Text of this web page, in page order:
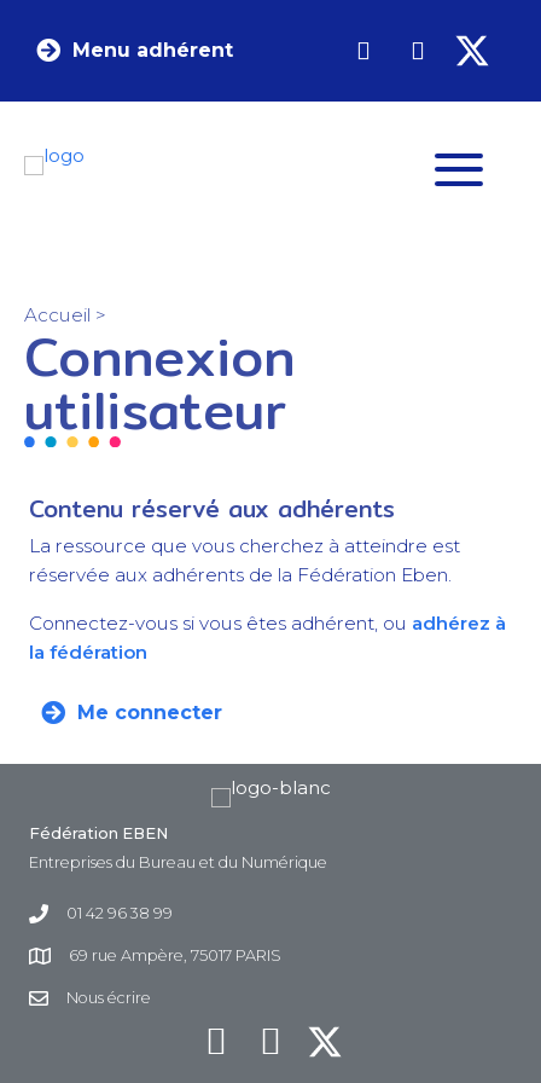
Menu adhérent
Accueil >
Connexion
utilisateur
Contenu réservé aux adhérents
La ressource que vous cherchez à atteindre est
réservée aux adhérents de la Fédération Eben.
Connectez-vous si vous êtes adhérent, ou adhérez à
la fédération
Me connecter
Fédération EBEN
Entreprises du Bureau et du Numérique
01 42 96 38 99
69 rue Ampère, 75017 PARIS
Nous écrire